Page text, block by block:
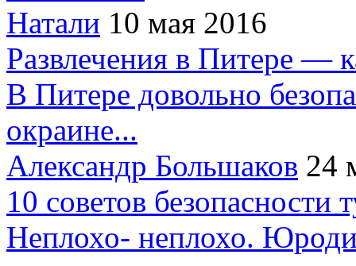
Натали 10 мая 2016
Развлечения в Питере —
В Питере довольно
окраине...
Александр Большаков 24
10 советов безопасности
Неплохо- неплохо.